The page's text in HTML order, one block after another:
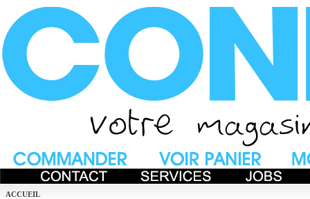
ACCUEIL